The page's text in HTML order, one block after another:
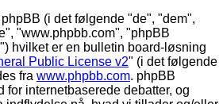
(i det følgende "de", "dem",
"www.phpbb.com", "phpBB
hvilket er en bulletin board-løsning
Public License v2" (i det følgende
fra www.phpbb.com. phpBB
for internetbaserede debatter, og